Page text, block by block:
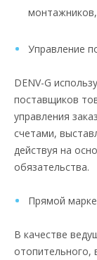
монтажников,
Управление
DENV-G
поставщиков
управления
счетами,
действуя на
обязательства.
Прямой
В качестве
отопительного,